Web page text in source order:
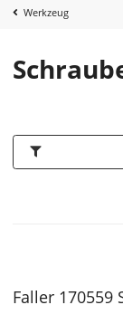
Werkzeug
Faller 170559